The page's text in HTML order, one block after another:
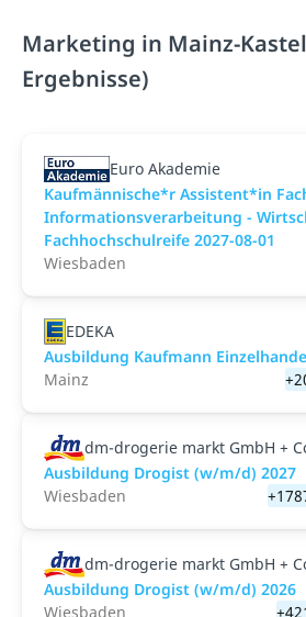
Marketing in Mainz-
Ergebnisse)
Euro Akademie
Kaufmännische*r Assistent*in
Informationsverarbeitung -
Fachhochschulreife 2027-08-01
Wiesbaden
EDEKA
Ausbildung Kaufmann
Mainz
dm-drogerie markt GmbH +
Ausbildung Drogist (w/m/d) 2027
Wiesbaden
dm-drogerie markt GmbH +
Ausbildung Drogist (w/m/d) 2026
Wiesbaden